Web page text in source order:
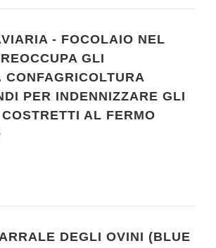
- FOCOLAIO NEL
GLI
CONFAGRICOLTURA
PER INDENNIZZARE GLI
AL FERMO
DEGLI OVINI (BLUE